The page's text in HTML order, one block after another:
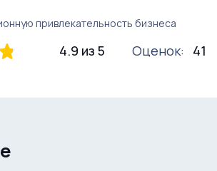
привлекательность бизнеса
4.9 из 5 Оценок: 41